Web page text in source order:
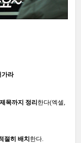
가라
목까지 정리 한다(엑셀,
절히 배치 한다.